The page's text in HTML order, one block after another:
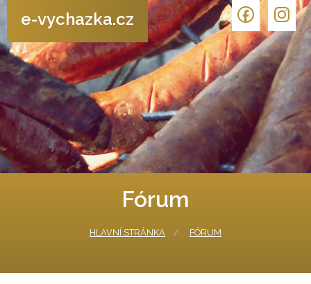
e-vychazka.cz
Fórum
HLAVNÍ STRÁNKA FÓRUM